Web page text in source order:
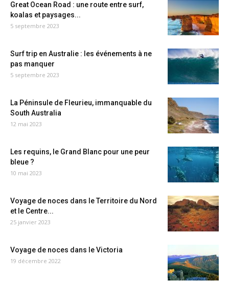
Great Ocean Road : une route entre surf,
koalas et paysages...
5 septembre 2023
Surf trip en Australie : les événements à ne
pas manquer
5 septembre 2023
La Péninsule de Fleurieu, immanquable du
South Australia
12 mai 2023
Les requins, le Grand Blanc pour une peur
bleue ?
10 mai 2023
Voyage de noces dans le Territoire du Nord
et le Centre...
25 janvier 2023
Voyage de noces dans le Victoria
19 décembre 2022